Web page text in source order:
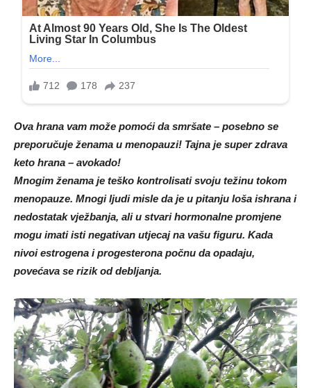
Ova hrana vam može pomoći da smršate – posebno se
preporučuje ženama u menopauzi! Tajna je super zdrava
keto hrana – avokado!
Mnogim ženama je teško kontrolisati svoju težinu tokom
menopauze. Mnogi ljudi misle da je u pitanju loša ishrana i
nedostatak vježbanja, ali u stvari hormonalne promjene
mogu imati isti negativan utjecaj na vašu figuru. Kada
nivoi estrogena i progesterona počnu da opadaju,
povećava se rizik od debljanja.